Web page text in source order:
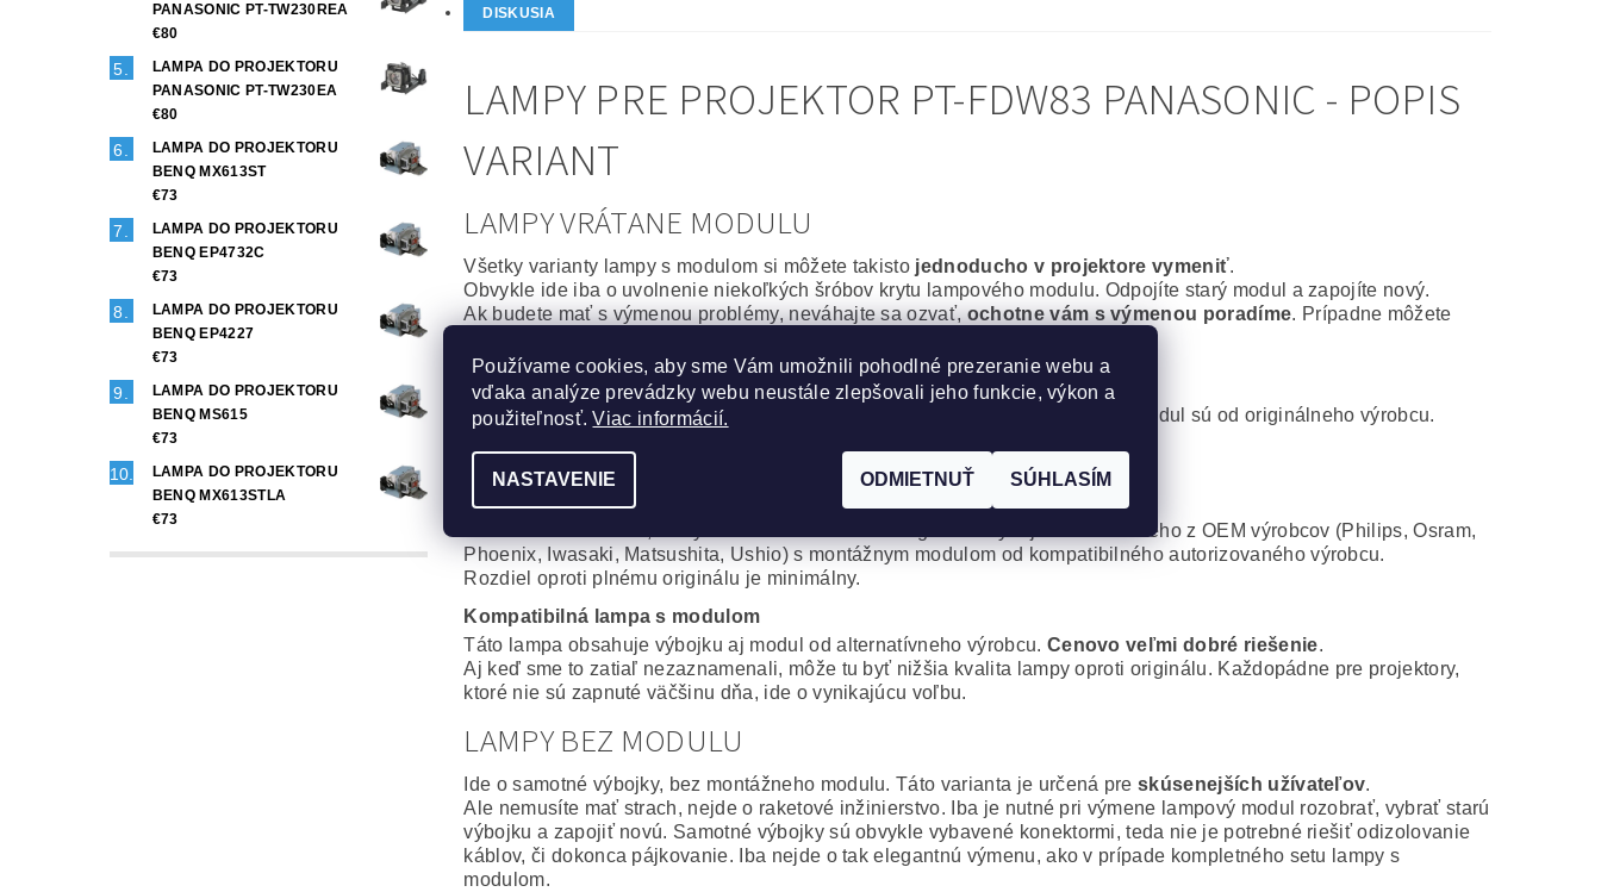
PANASONIC PT-TW230REA
€80
LAMPA DO PROJEKTORU
PANASONIC PT-TW230EA
€80
LAMPA DO PROJEKTORU
BENQ MX613ST
€73
LAMPA DO PROJEKTORU
BENQ EP4732C
€73
LAMPA DO PROJEKTORU
BENQ EP4227
€73
LAMPA DO PROJEKTORU
BENQ MS615
€73
LAMPA DO PROJEKTORU
BENQ MX613STLA
€73
DISKUSIA
LAMPY PRE PROJEKTOR PT-FDW83 PANASONIC - POPIS
VARIANT
LAMPY VRÁTANE MODULU
Všetky varianty lampy s modulom si môžete takisto jednoducho v projektore vymeniť.
Obvykle ide iba o uvolnenie niekoľkých šróbov krytu lampového modulu. Odpojíte starý modul a zapojíte nový.
Ak budete mať s výmenou problémy, neváhajte sa ozvať,ochotne vám s výmenou poradíme. Prípadne môžete
Originálna lampa vrátane modulu
To najlepšie, čo môžete svojmu projektoru zaobstarať. Výbojka aj montážny modul sú od originálneho výrobcu.
Maximálna spoľahlivosť a výdrž bez kompromisov.
Generická lampa vrátane modulu
Veľmi dobré riešenie, za výhodnú cenu. Kvalitná originálna výbojka od niektorého z OEM výrobcov (Philips, Osram,
Phoenix, Iwasaki, Matsushita, Ushio) s montážnym modulom od kompatibilného autorizovaného výrobcu.
Rozdiel oproti plnému originálu je minimálny.
Kompatibilná lampa s modulom
Táto lampa obsahuje výbojku aj modul od alternatívneho výrobcu. Cenovo veľmi dobré riešenie.
Aj keď sme to zatiaľ nezaznamenali, môže tu byť nižšia kvalita lampy oproti originálu. Každopádne pre projektory,
ktoré nie sú zapnuté väčšinu dňa, ide o vynikajúcu voľbu.
LAMPY BEZ MODULU
Ide o samotné výbojky, bez montážneho modulu. Táto varianta je určená preskúsenejších užívateľov.
Ale nemusíte mať strach, nejde o raketové inžinierstvo. Iba je nutné pri výmene lampový modul rozobrať, vybrať starú
výbojku a zapojiť novú. Samotné výbojky sú obvykle vybavené konektormi, teda nie je potrebné riešiť odizolovanie
káblov, či dokonca pájkovanie. Iba nejde o tak elegantnú výmenu, ako v prípade kompletného setu lampy s
modulom.
Používame cookies, aby sme Vám umožnili pohodlné prezeranie webu a
vďaka analýze prevádzky webu neustále zlepšovali jeho funkcie, výkon a
použiteľnosť.Viac informácií.
NASTAVENIE ODMIETNUŤ SÚHLASÍM